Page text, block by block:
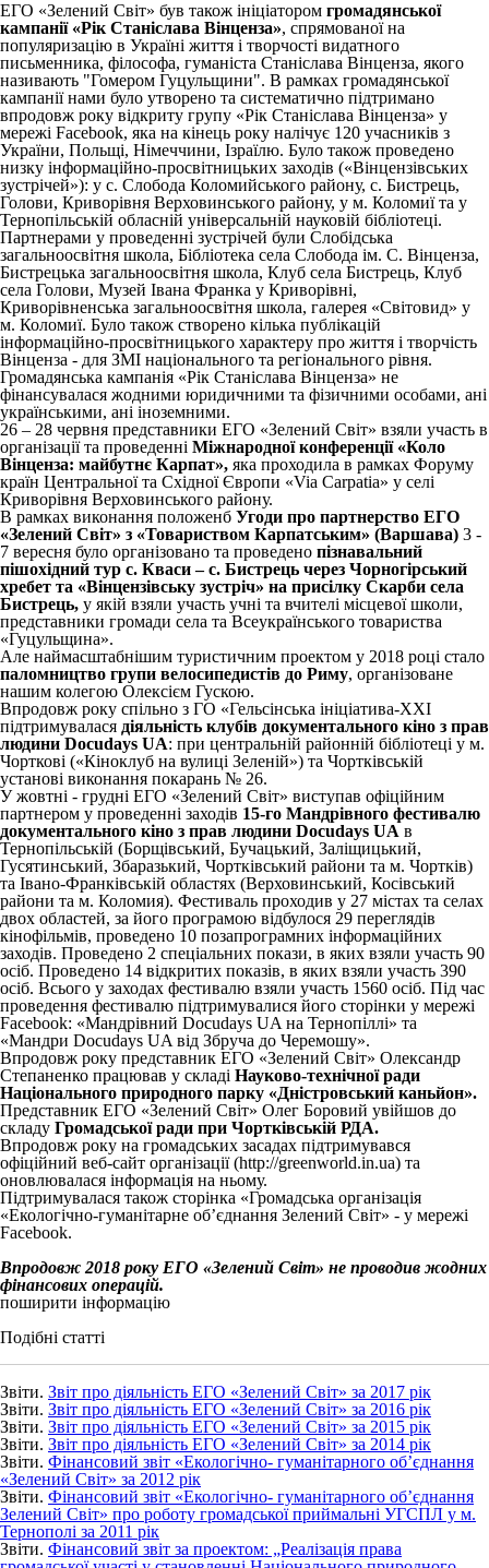
ЕГО «Зелений Світ» був також ініціатором громадянської
кампанії «Рік Станіслава Вінценза», спрямованої на
популяризацію в Україні життя і творчості видатного
письменника, філософа, гуманіста Станіслава Вінценза, якого
називають "Гомером Гуцульщини". В рамках громадянської
кампанії нами було утворено та систематично підтримано
впродовж року відкриту групу «Рік Станіслава Вінценза» у
мережі Facebook, яка на кінець року налічує 120 учасників з
України, Польщі, Німеччини, Ізраїлю. Було також проведено
низку інформаційно-просвітницьких заходів («Вінцензівських
зустрічей»): у с. Слобода Коломийського району, с. Бистрець,
Голови, Криворівня Верховинського району, у м. Коломиї та у
Тернопільській обласній універсальній науковій бібліотеці.
Партнерами у проведенні зустрічей були Слобідська
загальноосвітня школа, Бібліотека села Слобода ім. С. Вінценза,
Бистрецька загальноосвітня школа, Клуб села Бистрець, Клуб
села Голови, Музей Івана Франка у Криворівні,
Криворівненська загальноосвітня школа, галерея «Світовид» у
м. Коломиї. Було також створено кілька публікацій
інформаційно-просвітницького характеру про життя і творчість
Вінценза - для ЗМІ національного та регіонального рівня.
Громадянська кампанія «Рік Станіслава Вінценза» не
фінансувалася жодними юридичними та фізичними особами, ані
українськими, ані іноземними.
26 – 28 червня представники ЕГО «Зелений Світ» взяли участь в
організації та проведенні Міжнародної конференції «Коло
Вінценза: майбутнє Карпат», яка проходила в рамках Форуму
країн Центральної та Східної Європи «Via Carpatia» у селі
Криворівня Верховинського району.
В рамках виконання положенб Угоди про партнерство ЕГО
«Зелений Світ» з «Товариством Карпатським» (Варшава) 3 -
7 вересня було організовано та проведено пізнавальний
пішохідний тур с. Кваси – с. Бистрець через Чорногірський
хребет та «Вінцензівську зустріч» на присілку Скарби села
Бистрець, у якій взяли участь учні та вчителі місцевої школи,
представники громади села та Всеукраїнського товариства
«Гуцульщина».
Але наймасштабнішим туристичним проектом у 2018 році стало
паломництво групи велосипедистів до Риму, організоване
нашим колегою Олексієм Гускою.
Впродовж року спільно з ГО «Гельсінська ініціатива-ХХІ
підтримувалася діяльність клубів документального кіно з прав
людини Docudays UA: при центральній районній бібліотеці у м.
Чорткові («Кіноклуб на вулиці Зеленій») та Чортківській
установі виконання покарань № 26.
У жовтні - грудні ЕГО «Зелений Світ» виступав офіційним
партнером у проведенні заходів 15-го Мандрівного фестивалю
документального кіно з прав людини Docudays UA в
Тернопільській (Борщівський, Бучацький, Заліщицький,
Гусятинський, Збаразький, Чортківський райони та м. Чортків)
та Івано-Франківській областях (Верховинський, Косівський
райони та м. Коломия). Фестиваль проходив у 27 містах та селах
двох областей, за його програмою відбулося 29 переглядів
кінофільмів, проведено 10 позапрограмних інформаційних
заходів. Проведено 2 спеціальних покази, в яких взяли участь 90
осіб. Проведено 14 відкритих показів, в яких взяли участь 390
осіб. Всього у заходах фестивалю взяли участь 1560 осіб. Під час
проведення фестивалю підтримувалися його сторінки у мережі
Facebook: «Мандрівний Docudays UA на Тернопіллі» та
«Мандри Docudays UA від Збруча до Черемошу».
Впродовж року представник ЕГО «Зелений Світ» Олександр
Степаненко працював у складі Науково-технічної ради
Національного природного парку «Дністровський каньйон».
Представник ЕГО «Зелений Світ» Олег Боровий увійшов до
складу Громадської ради при Чортківській РДА.
Впродовж року на громадських засадах підтримувався
офіційний веб-сайт організації (http://greenworld.in.ua) та
оновлювалася інформація на ньому.
Підтримувалася також сторінка «Громадська організація
«Екологічно-гуманітарне об’єднання Зелений Світ» - у мережі
Facebook.
Впродовж 2018 року ЕГО «Зелений Світ» не проводив жодних
фінансових операцій.
поширити інформацію
Подібні статті
Звіти. Звіт про діяльність ЕГО «Зелений Світ» за 2017 рік
Звіти. Звіт про діяльність ЕГО «Зелений Світ» за 2016 рік
Звіти. Звіт про діяльність ЕГО «Зелений Світ» за 2015 рік
Звіти. Звіт про діяльність ЕГО «Зелений Світ» за 2014 рік
Звіти. Фінансовий звіт «Екологічно- гуманітарного об’єднання
«Зелений Світ» за 2012 рік
Звіти. Фінансовий звіт «Екологічно- гуманітарного об’єднання
Зелений Світ» про роботу громадської приймальні УГСПЛ у м.
Тернополі за 2011 рік
Звіти. Фінансовий звіт за проектом: „Реалізація права